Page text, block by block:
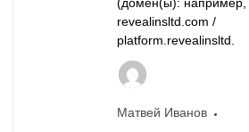
revealinsltd.com /
platform.revealinsltd.
Матвей Иванов